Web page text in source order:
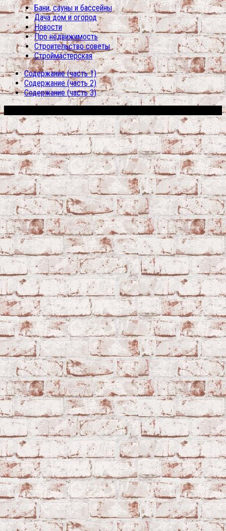
Бани, сауны и бассейны
Дача дом и огород
Новости
Про недвижимость
Строительство советы
Строймастерская
Содержание (часть 1)
Содержание (часть 2)
Содержание (часть 3)